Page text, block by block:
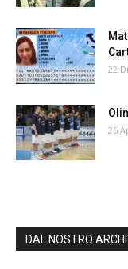
22
26
DAL NOSTRO